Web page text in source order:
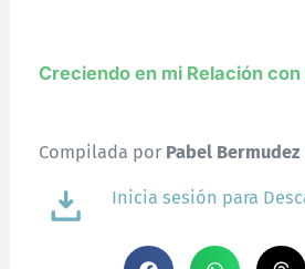
Creciendo en mi Relación con
Compilada por Pabel
Inicia sesión para